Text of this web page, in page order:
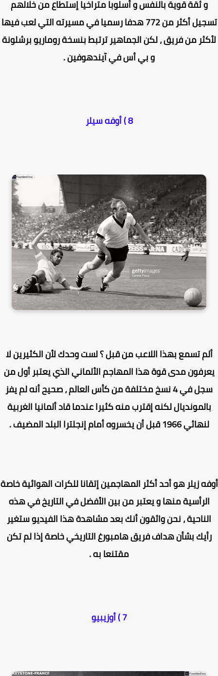
و ثقة قوية بالنفس و أسلوبا متراخيا إستطاع من خلالهم
تسجيل أكثر من 772 هدفا رسميا في مسيرته التي لعب فيها
من فريق ، لكن الجماهير ترتبط بنسخة روماريو برشلونة
و بي أس في آيندهوفين .
تسمع بهذا اللاعب من قبل ؟ لست وحدك لأن الكثيرين لا
مدى قوة هذا المهاجم الألماني الذي يعتبر أول من
سجل في 4 نسخ مختلفة من كأس العالم ، صحيح أنه لم يفز
لكنه إقترب منه كثيرا عندما قاد ألمانيا الغربية
لنهائي 1966 قبل أن يخسروه أمام إنجلترا البلد المضيف .
زيلر هو أحد أكثر المهاجمين إتقانا للكرات الهوائية خاصة
الرأسية منها و يعتبر من بين الأفضل في التاريخ في هذه
، نحن واثقون أنك بعد مشاهدة هذا الفيديو ستغير
بشأن هداف فريق هامبورغ التاريخي خاصة إذا لم تكن
مقتنعا به .